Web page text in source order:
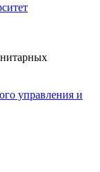
управления и